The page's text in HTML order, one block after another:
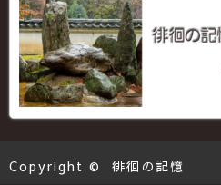
Copyright © 徘徊の記憶